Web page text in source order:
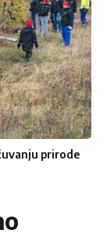
prirode